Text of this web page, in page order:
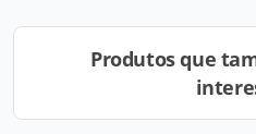
Produtos que